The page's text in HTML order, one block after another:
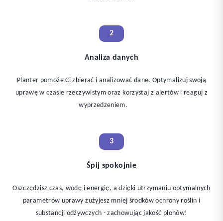
2
Analiza danych
Planter pomoże Ci zbierać i analizować dane. Optymalizuj swoją
uprawę w czasie rzeczywistym oraz korzystaj z alertów i reaguj z
wyprzedzeniem.
3
Śpij spokojnie
Oszczędzisz czas, wodę i energię, a dzięki utrzymaniu optymalnych
parametrów uprawy zużyjesz mniej środków ochrony roślin i
substancji odżywczych - zachowując jakość plonów!